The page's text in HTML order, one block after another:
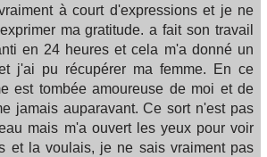
à court d'expressions et je ne
ma gratitude. a fait son travail
en 24 heures et cela m'a donné un
j'ai pu récupérer ma femme. En ce
est tombée amoureuse de moi et de
jamais auparavant. Ce sort n'est pas
mais m'a ouvert les yeux pour voir
et la voulais, je ne sais vraiment pas